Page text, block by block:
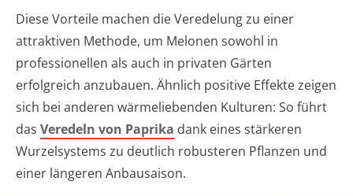
Diese Vorteile machen die Veredelung zu einer
attraktiven Methode, um Melonen sowohl in
professionellen als auch in privaten Gärten
erfolgreich anzubauen. Ähnlich positive Effekte zeigen
sich bei anderen wärmeliebenden Kulturen: So führt
das Veredeln von Paprika dank eines stärkeren
Wurzelsystems zu deutlich robusteren Pflanzen und
einer längeren Anbausaison.